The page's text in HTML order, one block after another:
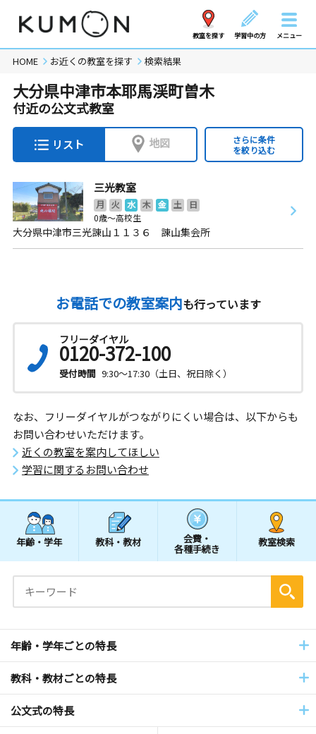
教室を探す 学習中の方 メニュー
HOME お近くの教室を探す 検索結果
大分県中津市本耶馬渓町曽木
付近の公文式教室
リスト 地図
さらに条件
を絞り込む
三光教室
月 火 水 木 金 土
日
0歳～高校生
大分県中津市三光諌山１１３６ 諌山集会所
お電話での教室案内も行っています
フリーダイヤル
0120-372-100
受付時間 9:30～17:30（土日、祝日除く）
なお、フリーダイヤルがつながりにくい場合は、以下からも
お問い合わせいただけます。
近くの教室を案内してほしい
学習に関するお問い合わせ
年齢・学年 教科・教材 会費・
各種手続き
教室検索
年齢・学年ごとの特長
教科・教材ごとの特長
公文式の特長